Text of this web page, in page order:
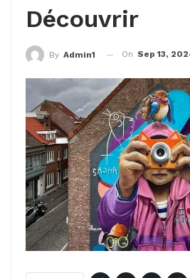
Découvrir
By Admin1 On Sep 13,